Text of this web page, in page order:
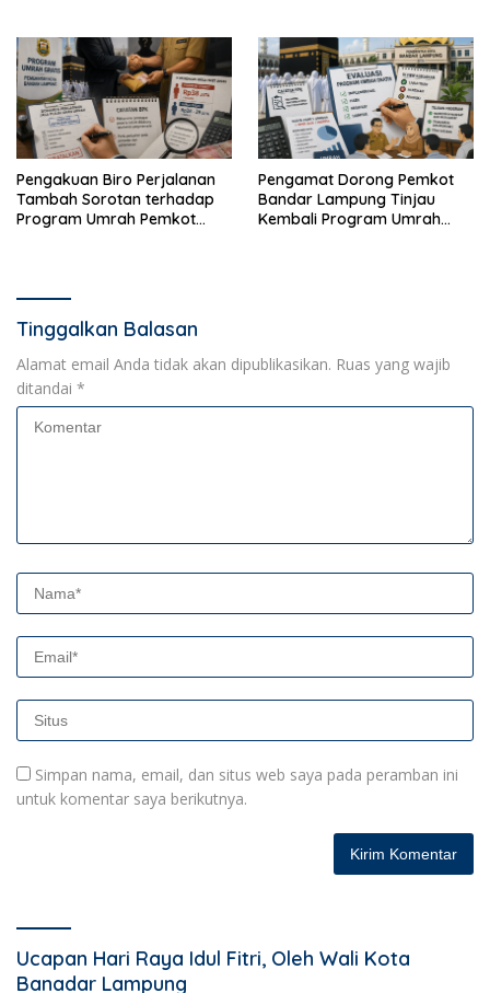
Pengakuan Biro Perjalanan
Tambah Sorotan terhadap
Program Umrah Pemkot
Pengamat Dorong Pemkot
Bandar Lampung Tinjau
Kembali Program Umrah
Tinggalkan Balasan
Alamat email Anda tidak akan dipublikasikan. Ruas yang wajib
ditandai *
Simpan nama, email, dan situs web saya pada peramban ini
untuk komentar saya berikutnya.
Ucapan Hari Raya Idul Fitri, Oleh Wali Kota
Banadar Lampung